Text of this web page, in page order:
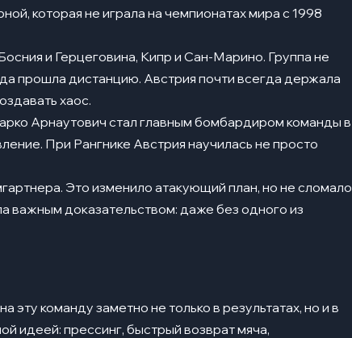
которая не играла на чемпионатах мира с 1998
и Герцеговина, Кипр и Сан-Марино. Группа не
прошла дистанцию. Австрия почти всегда держала
хаос.
Арнаутович стал главным бомбардиром команды в
При Рангнике Австрия научилась не просто
Это изменило атакующий план, но не сломало
важным доказательством: даже без одного из
эту команду заметно не только в результатах, но и в
идеей: прессинг, быстрый возврат мяча,